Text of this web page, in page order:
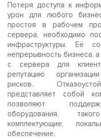
Потеря доступа к
урон для любого
простоя в рабочем
сервера, необходимо
инфраструктуры. Её
непрерывность бизнеса,
с сервера для
репутацию
рисков.
представляет собой
позволяют
оборудования,
комплектующие,
обеспечение.